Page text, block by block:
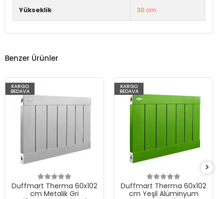
Yükseklik 30 cm.
Benzer Ürünler
KARGO
BEDAVA
Duffmart Therma 60x102
cm Metalik Gri
KARGO
BEDAVA
Duffmart Therma 60x102
cm Yeşil Alüminyum